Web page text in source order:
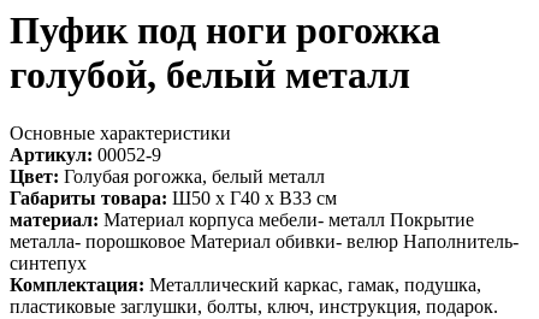
Пуфик под ноги рогожка
голубой, белый металл
Основные характеристики
Артикул: 00052-9
Цвет: Голубая рогожка, белый металл
Габариты товара: Ш50 х Г40 х В33 см
материал: Материал корпуса мебели- металл Покрытие
металла- порошковое Материал обивки- велюр Наполнитель-
синтепух
Комплектация: Металлический каркас, гамак, подушка,
пластиковые заглушки, болты, ключ, инструкция, подарок.